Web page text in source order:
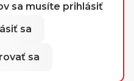
sa musíte prihlásiť
sa
sa